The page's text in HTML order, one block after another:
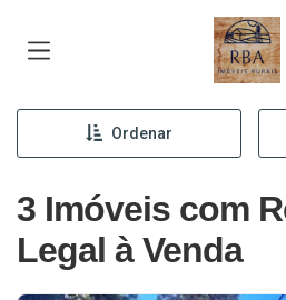
Página
Ordenar
3 Imóveis com
Legal à Venda